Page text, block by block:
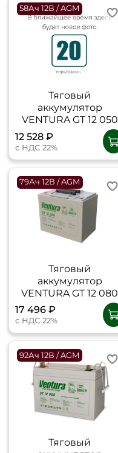
58Ач 12В / AGM
Тяговый
аккумулятор
VENTURA GT 12 050
12 528 ₽
с НДС 22%
79Ач 12В / AGM
Тяговый
аккумулятор
VENTURA GT 12 080
17 496 ₽
с НДС 22%
92Ач 12В / AGM
Тяговый